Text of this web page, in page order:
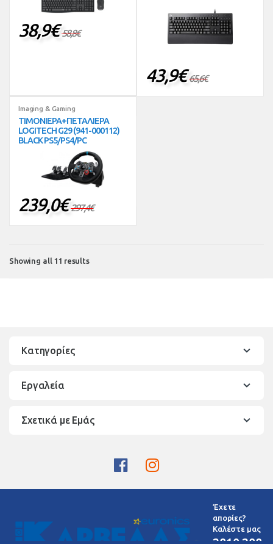
38,9€ 58,8€
43,9€ 65,6€
Imaging & Gaming
ΤΙΜΟΝΙΕΡΑ+ΠΕΤΑΛΙΕΡΑ
LOGITECH G29 (941-000112)
BLACK PS5/PS4/PC
239,0€ 297,4€
Showing all 11 results
Κατηγορίες
Εργαλεία
Σχετικά με Εμάς
Έχετε
απορίες?
Καλέστε μας